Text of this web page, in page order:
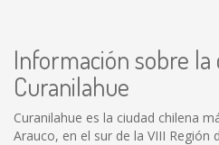
Información sobre la
Curanilahue
Curanilahue es la ciudad chilena
Arauco, en el sur de la VIII Región